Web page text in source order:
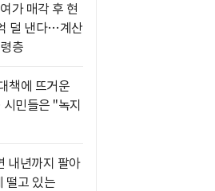
가 매각 후 현
덜 낸다…계산
층
책에 뜨거운
민들은 "녹지
내년까지 팔아
떨고 있는